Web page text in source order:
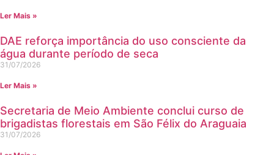
Ler Mais »
DAE reforça importância do uso consciente da
água durante período de seca
31/07/2026
Ler Mais »
Secretaria de Meio Ambiente conclui curso de
brigadistas florestais em São Félix do Araguaia
31/07/2026